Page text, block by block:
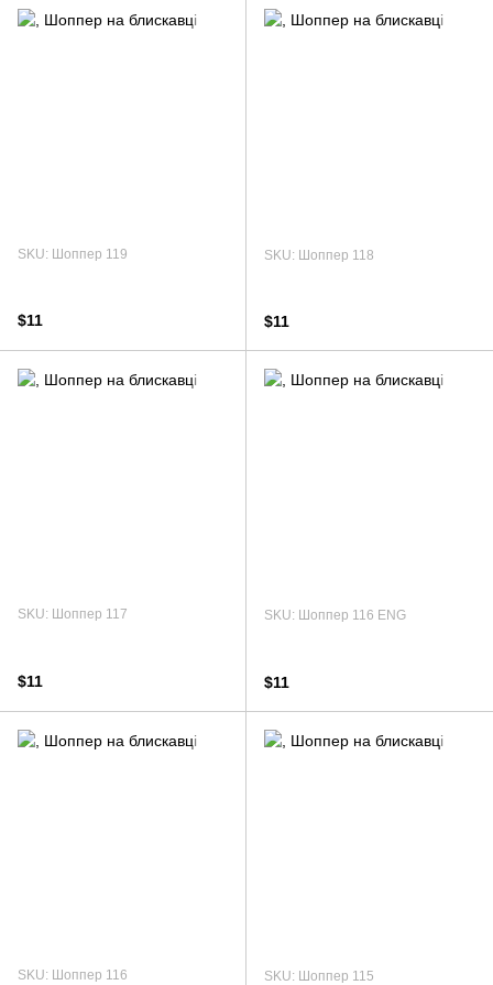
SKU: Шоппер 119
$11
SKU: Шоппер 118
$11
SKU: Шоппер 117
$11
SKU: Шоппер 116 ENG
$11
SKU: Шоппер 116 SKU: Шоппер 115